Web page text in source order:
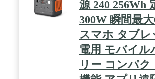
リン酸鉄リチウムイオンバッテリーは
な金属を使用しておらず、耐熱性にも
RIVER 2 ポータブル電源は、高温下な
境においても使用することができます
には頑強な材質が使用されており、耐
に優れております。 / 【業界初TÜV認
た】RIVER 2シリーズRIVER 2 / RIVER
RIVER 2 Proの急速充電テクノロジーは
ーのセル温度 を上昇させないのでバッ
源 240 256Wh
300W 瞬間最
スマホ タブレ
電用 モバイル
リー コンパク